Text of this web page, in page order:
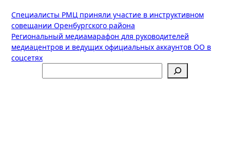
Навигация
по
записям
Специалисты РМЦ приняли участие в инструктивном
совещании Оренбургского района
Региональный медиамарафон для руководителей
медиацентров и ведущих официальных аккаунтов ОО в
соцсетях